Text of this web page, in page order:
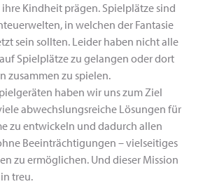
Kindheit prägen. Spielplätze sind
in welchen der Fantasie
sein sollten. Leider haben nicht alle
Spielplätze zu gelangen oder dort
zusammen zu spielen.
haben wir uns zum Ziel
abwechslungsreiche Lösungen für
zu entwickeln und dadurch allen
Beeinträchtigungen – vielseitiges
zu ermöglichen. Und dieser Mission
treu.